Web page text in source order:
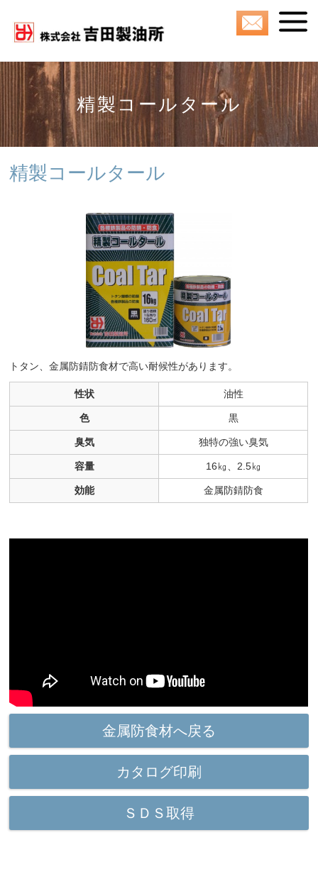
精製コールタール
精製コールタール
トタン、金属防錆防食材で高い耐候性があります。
性状 油性
色 黒
臭気 独特の強い臭気
容量 16㎏、2.5㎏
効能 金属防錆防食
金属防食材へ戻る
カタログ印刷
ＳＤＳ取得